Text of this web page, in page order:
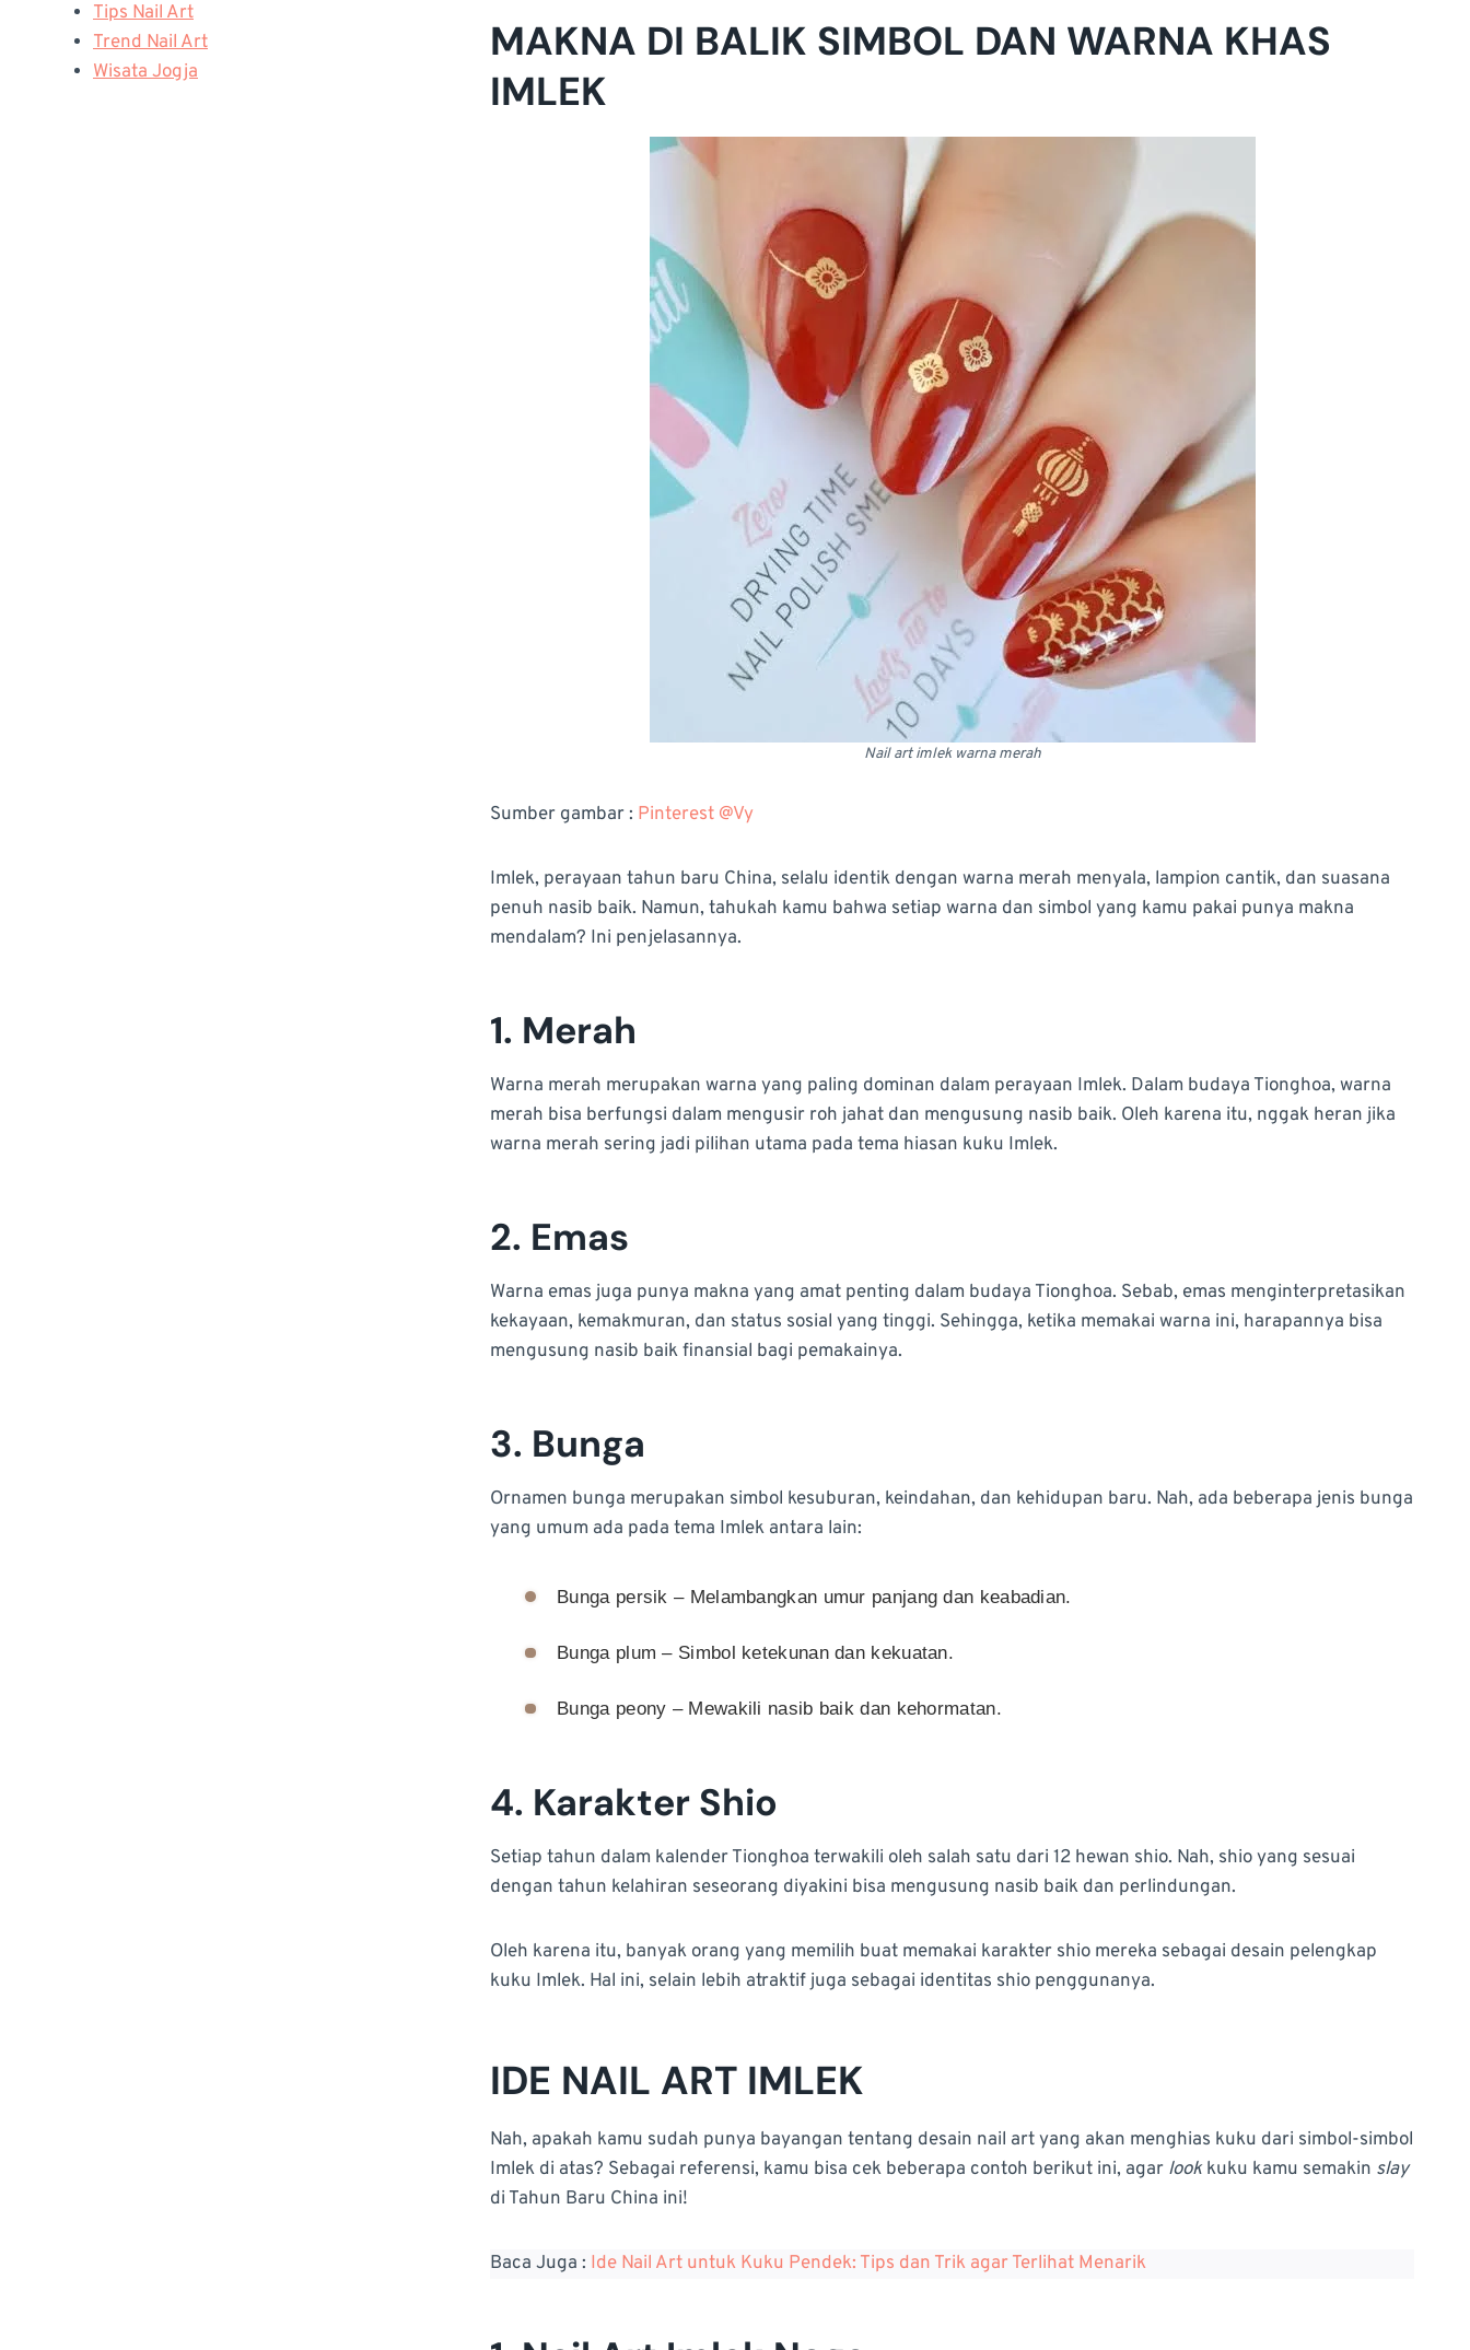
MAKNA DI BALIK SIMBOL DAN WARNA KHAS
IMLEK
Nail art imlek warna merah
Sumber gambar : Pinterest @Vy
Imlek, perayaan tahun baru China, selalu identik dengan warna merah menyala, lampion cantik, dan suasana
penuh nasib baik. Namun, tahukah kamu bahwa setiap warna dan simbol yang kamu pakai punya makna
mendalam? Ini penjelasannya.
1. Merah
Warna merah merupakan warna yang paling dominan dalam perayaan Imlek. Dalam budaya Tionghoa, warna
merah bisa berfungsi dalam mengusir roh jahat dan mengusung nasib baik. Oleh karena itu, nggak heran jika
warna merah sering jadi pilihan utama pada tema hiasan kuku Imlek.
2. Emas
Warna emas juga punya makna yang amat penting dalam budaya Tionghoa. Sebab, emas menginterpretasikan
kekayaan, kemakmuran, dan status sosial yang tinggi. Sehingga, ketika memakai warna ini, harapannya bisa
mengusung nasib baik finansial bagi pemakainya.
3. Bunga
Ornamen bunga merupakan simbol kesuburan, keindahan, dan kehidupan baru. Nah, ada beberapa jenis bunga
yang umum ada pada tema Imlek antara lain:
Bunga persik – Melambangkan umur panjang dan keabadian.
Bunga plum – Simbol ketekunan dan kekuatan.
Bunga peony – Mewakili nasib baik dan kehormatan.
4. Karakter Shio
Setiap tahun dalam kalender Tionghoa terwakili oleh salah satu dari 12 hewan shio. Nah, shio yang sesuai
dengan tahun kelahiran seseorang diyakini bisa mengusung nasib baik dan perlindungan.
Oleh karena itu, banyak orang yang memilih buat memakai karakter shio mereka sebagai desain pelengkap
kuku Imlek. Hal ini, selain lebih atraktif juga sebagai identitas shio penggunanya.
IDE NAIL ART IMLEK
Nah, apakah kamu sudah punya bayangan tentang desain nail art yang akan menghias kuku dari simbol-simbol
Imlek di atas? Sebagai referensi, kamu bisa cek beberapa contoh berikut ini, agar lookkuku kamu semakin slay
di Tahun Baru China ini!
Baca Juga : Ide Nail Art untuk Kuku Pendek: Tips dan Trik agar Terlihat Menarik
Tips Nail Art
Trend Nail Art
Wisata Jogja